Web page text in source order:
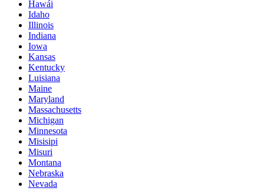
Hawái
Idaho
Illinois
Indiana
Iowa
Kansas
Kentucky
Luisiana
Maine
Maryland
Massachusetts
Michigan
Minnesota
Misisipi
Misuri
Montana
Nebraska
Nevada